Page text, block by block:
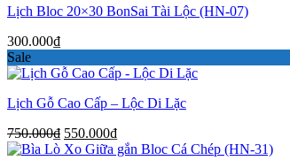
750.000₫.là:
Lịch Bloc 20×30 BonSai Tài Lộc (HN-07)
300.000₫
Sale
Lịch Gỗ Cao Cấp – Lộc Di Lặc
750.000₫ Giá
gốc
550.000₫Giá
hiện